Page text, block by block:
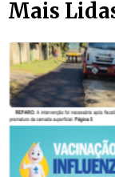
Mais